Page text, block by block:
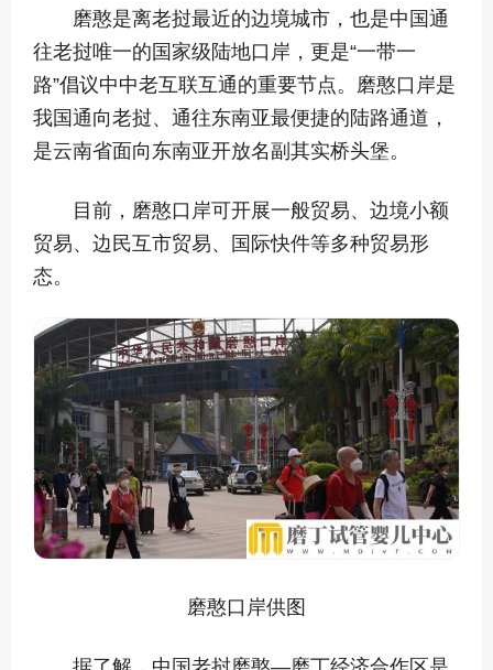
磨憨是离老挝最近的边境城市，也是中国通
往老挝唯一的国家级陆地口岸，更是“一带一
路”倡议中中老互联互通的重要节点。磨憨口岸是
我国通向老挝、通往东南亚最便捷的陆路通道，
是云南省面向东南亚开放名副其实桥头堡。
目前，磨憨口岸可开展一般贸易、边境小额
贸易、边民互市贸易、国际快件等多种贸易形
态。
磨憨口岸供图